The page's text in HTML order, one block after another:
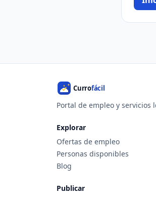
Portal de empleo y
Explorar
Ofertas de empleo
Personas disponibles
Blog
Publicar